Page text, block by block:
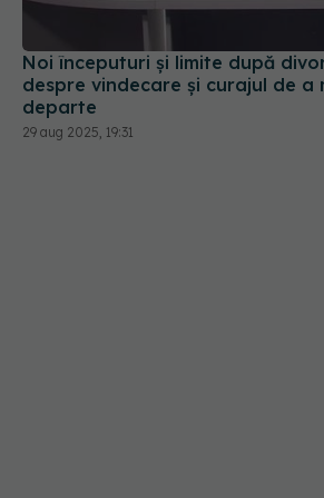
Noi începuturi și limite după
despre vindecare și curajul de a
departe
29 aug 2025, 19:31